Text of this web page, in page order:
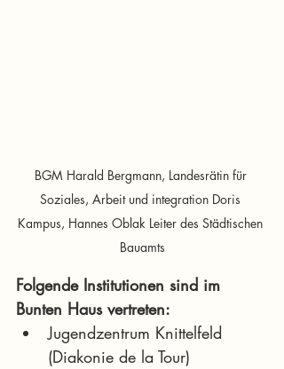
BGM Harald Bergmann, Landesrätin für
Soziales, Arbeit und integration Doris
Kampus, Hannes Oblak Leiter des Städtischen
Bauamts
Folgende Institutionen sind im
Bunten Haus vertreten:
Jugendzentrum Knittelfeld
(Diakonie de la Tour)